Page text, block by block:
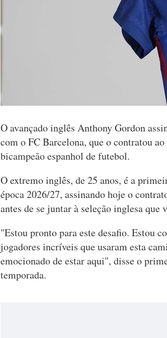
O avançado inglês Anthony Gordon
com o FC Barcelona, que o contratou
bicampeão espanhol de futebol.
O extremo inglês, de 25 anos, é a
época 2026/27, assinando hoje o
antes de se juntar à seleção inglesa
"Estou pronto para este desafio. Estou
jogadores incríveis que usaram esta
emocionado de estar aqui", disse o
temporada.